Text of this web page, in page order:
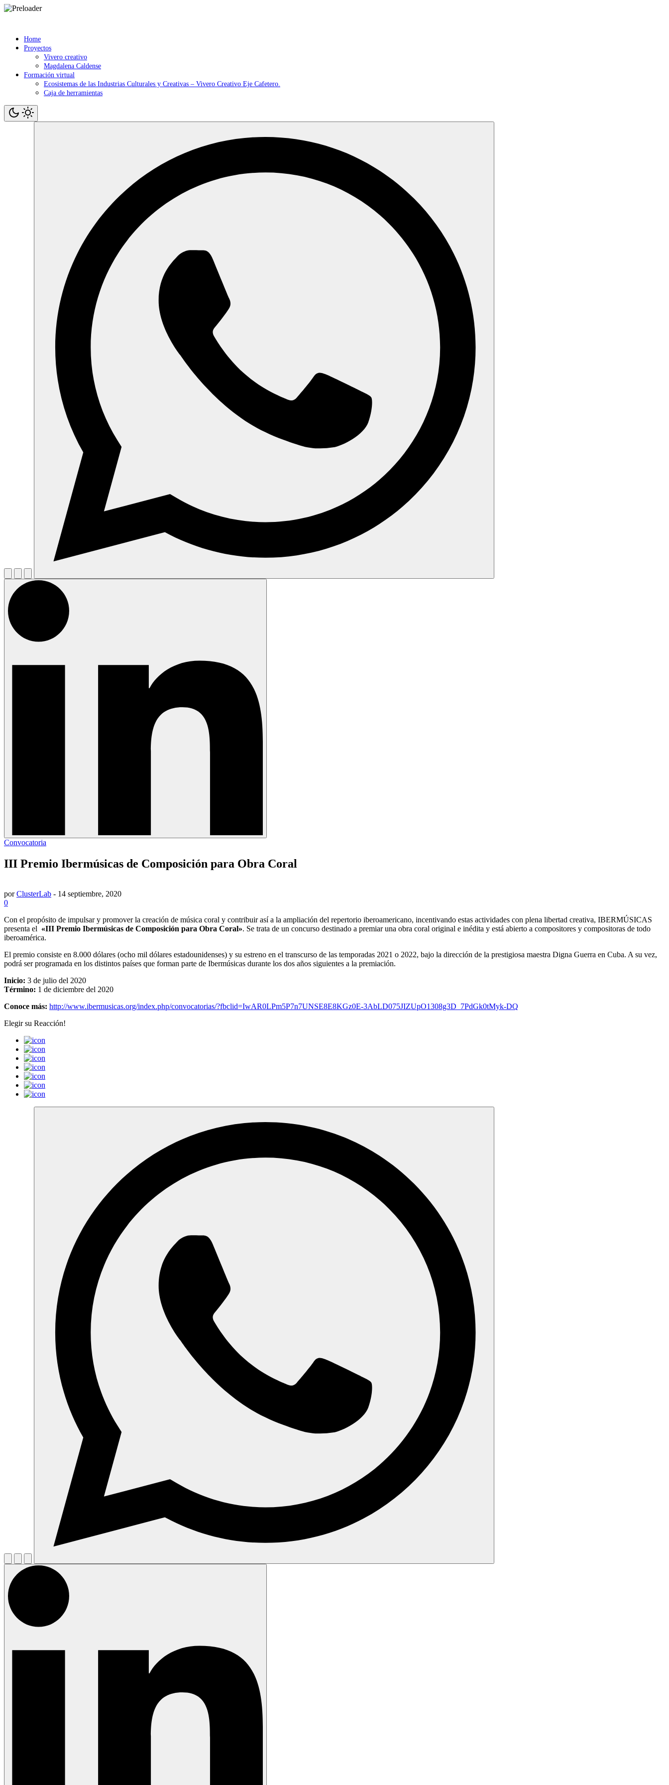
Home
Proyectos
Vivero creativo
Magdalena Caldense
Formación virtual
Ecosistemas de las Industrias Culturales y Creativas – Vivero Creativo Eje Cafetero.
Caja de herramientas
Convocatoria
III Premio Ibermúsicas de Composición para Obra Coral
porClusterLab - 14 septiembre, 2020
0
Con el propósito de impulsar y promover la creación de música coral y contribuir así a la ampliación del repertorio iberoamericano, incentivando estas actividades con plena libertad creativa, IBERMÚSICAS
presenta el «III Premio Ibermúsicas de Composición para Obra Coral». Se trata de un concurso destinado a premiar una obra coral original e inédita y está abierto a compositores y compositoras de todo
iberoamérica.
El premio consiste en 8.000 dólares (ocho mil dólares estadounidenses) y su estreno en el transcurso de las temporadas 2021 o 2022, bajo la dirección de la prestigiosa maestra Digna Guerra en Cuba. A su vez,
podrá ser programada en los distintos países que forman parte de Ibermúsicas durante los dos años siguientes a la premiación.
Inicio: 3 de julio del 2020
Término: 1 de diciembre del 2020
Conoce más: http://www.ibermusicas.org/index.php/convocatorias/?fbclid=IwAR0LPm5P7n7UNSE8E8KGz0E-3AbLD075JIZUpO1308g3D_7PdGk0tMyk-DQ
Elegir su Reacción!